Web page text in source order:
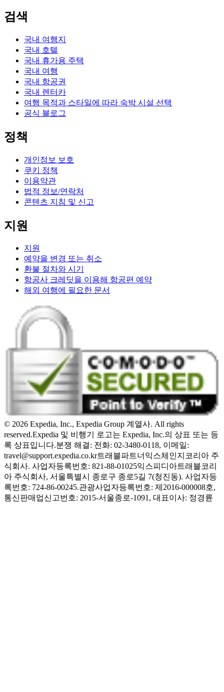
검색
국내 여행지
국내 호텔
국내 휴가용 주택
국내 여행
국내 항공권
국내 렌터카
여행 목적과 스타일에 따라 숙박 시설 선택
공식 블로그
정책
개인정보 보호
쿠키 정책
이용약관
법적 정보/연락처
콘텐츠 지침 및 신고
지원
지원
예약을 변경 또는 취소
환불 절차와 시기
항공사 크레딧을 이용해 항공편 예약
해외 여행에 필요한 문서
© 2026 Expedia, Inc., Expedia Group 계열사. All rights
reserved.Expedia 및 비행기 로고는 Expedia, Inc.의 상표 또는 등
록 상표입니다.분쟁 해결: 전화: 02-3480-0118, 이메일:
travel@support.expedia.co.kr트래블파트너익스체인지코리아 주
식회사. 사업자등록번호: 821-88-01025익스피디아트래블코리
아 주식회사, 서울특별시 종로구 종로5길 7(청진동). 사업자등
록번호: 724-86-00245.관광사업자등록번호: 제2016-000008호,
통신판매업신고번호: 2015-서울종로-1091, 대표이사: 정경륜